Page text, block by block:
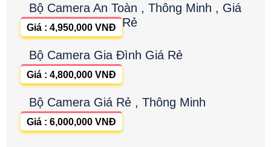
Bộ Camera An Toàn , Thông Minh , Giá
Rẻ
Giá : 4,950,000 VNĐ
Bộ Camera Gia Đình Giá Rẻ
Giá : 4,800,000 VNĐ
Bộ Camera Giá Rẻ , Thông Minh
Giá : 6,000,000 VNĐ